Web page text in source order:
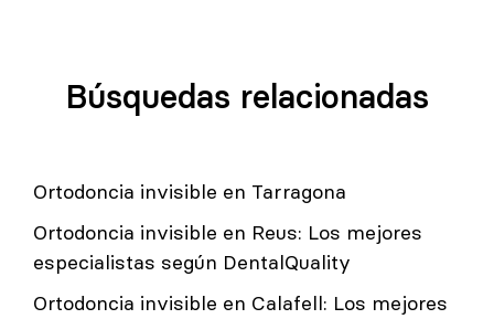
Búsquedas relacionadas
Ortodoncia invisible en Tarragona
Ortodoncia invisible en Reus: Los mejores
especialistas según DentalQuality
Ortodoncia invisible en Calafell: Los mejores